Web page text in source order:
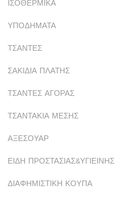
ΙΣΟΘΕΡΜΙΚΑ
ΥΠΟΔΗΜΑΤΑ
ΤΣΑΝΤΕΣ
ΣΑΚΙΔΙΑ ΠΛΑΤΗΣ
ΤΣΑΝΤΕΣ ΑΓΟΡΑΣ
ΤΣΑΝΤΑΚΙΑ ΜΕΣΗΣ
ΑΞΕΣΟΥΑΡ
ΕΙΔΗ ΠΡΟΣΤΑΣΙΑΣ&ΥΓΙΕΙΝΗΣ
ΔΙΑΦΗΜΙΣΤΙΚΗ ΚΟΥΠΑ